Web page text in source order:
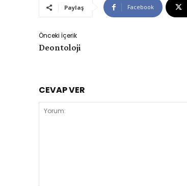
Paylaş Facebook
Önceki İçerik
Deontoloji
CEVAP VER